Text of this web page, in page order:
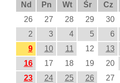
Nd Pn Wt Śr Cz
26
27 28 29 30
2
3 4 5 6
9
10 11 12 13
16
17 18 19 20
23
24 25 26 27